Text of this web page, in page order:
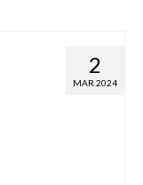
2
MAR 2024